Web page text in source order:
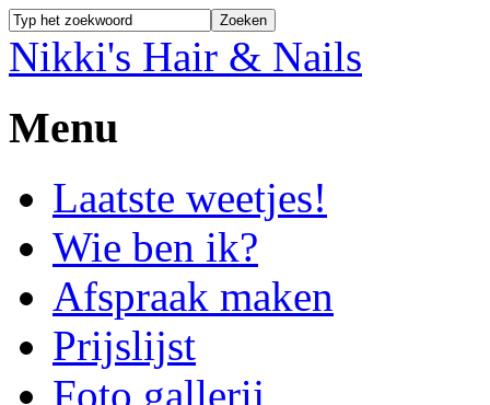
Nikki's Hair & Nails
Menu
Laatste weetjes!
Wie ben ik?
Afspraak maken
Prijslijst
Foto gallerij